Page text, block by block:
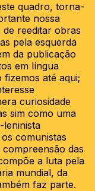
quadro, torna-
nossa
reeditar obras
pela esquerda
da publicação
em língua
até aqui;
curiosidade
sim como uma
leninista
comunistas
das
a luta pela
mundial, da
faz parte.